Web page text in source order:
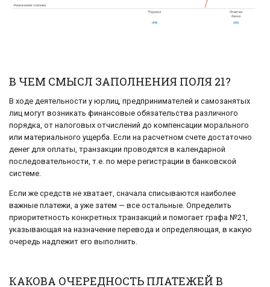
В ЧЕМ СМЫСЛ ЗАПОЛНЕНИЯ ПОЛЯ 21?
В ходе деятельности у юрлиц, предпринимателей и самозанятых
лиц могут возникать финансовые обязательства различного
порядка, от налоговых отчислений до компенсации морального
или материального ущерба. Если на расчетном счете достаточно
денег для оплаты, транзакции проводятся в календарной
последовательности, т.е. по мере регистрации в банковской
системе.
Если же средств не хватает, сначала списываются наиболее
важные платежи, а уже затем — все остальные. Определить
приоритетность конкретных транзакций и помогает графа №21,
указывающая на назначение перевода и определяющая, в какую
очередь надлежит его выполнить.
КАКОВА ОЧЕРЕДНОСТЬ ПЛАТЕЖЕЙ В